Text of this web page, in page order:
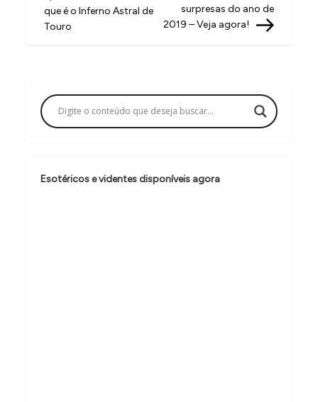
v
a
ç
o
d
que é o Inferno Astral de
Touro
surpresas do ano de
2019 – Veja agora!
Esotéricos e videntes disponíveis agora